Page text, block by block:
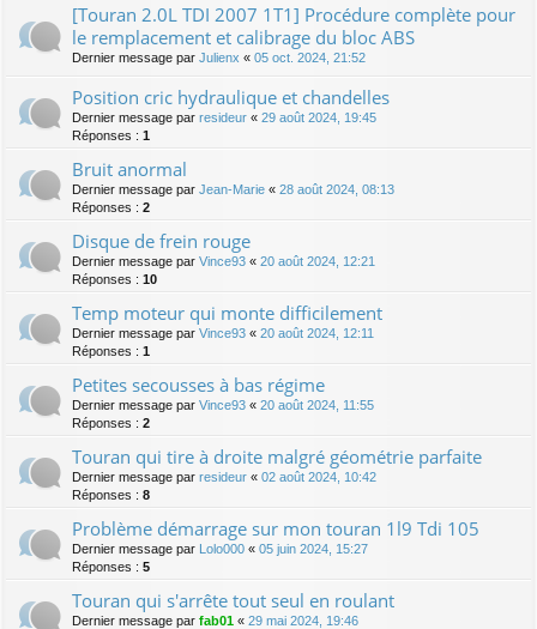
[Touran 2.0L TDI 2007 1T1] Procédure complète pour
le remplacement et calibrage du bloc ABS
Dernier message par Julienx « 05 oct. 2024, 21:52
Position cric hydraulique et chandelles
Dernier message par resideur « 29 août 2024, 19:45
Réponses : 1
Bruit anormal
Dernier message par Jean-Marie « 28 août 2024, 08:13
Réponses : 2
Disque de frein rouge
Dernier message par Vince93 « 20 août 2024, 12:21
Réponses : 10
Temp moteur qui monte difficilement
Dernier message par Vince93 « 20 août 2024, 12:11
Réponses : 1
Petites secousses à bas régime
Dernier message par Vince93 « 20 août 2024, 11:55
Réponses : 2
Touran qui tire à droite malgré géométrie parfaite
Dernier message par resideur « 02 août 2024, 10:42
Réponses : 8
Problème démarrage sur mon touran 1l9 Tdi 105
Dernier message par Lolo000 « 05 juin 2024, 15:27
Réponses : 5
Touran qui s'arrête tout seul en roulant
Dernier message par fab01 « 29 mai 2024, 19:46